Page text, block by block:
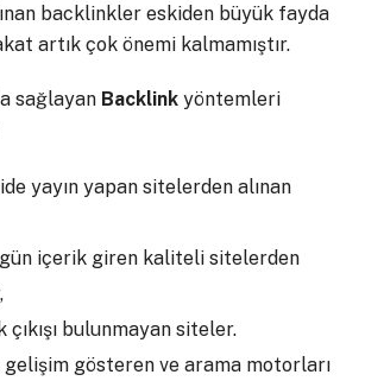
backlinkler eskiden büyük fayda
artık çok önemi kalmamıştır.
sağlayan Backlink yöntemleri
yayın yapan sitelerden alınan
içerik giren kaliteli sitelerden
bulunmayan siteler.
gösteren ve arama motorları